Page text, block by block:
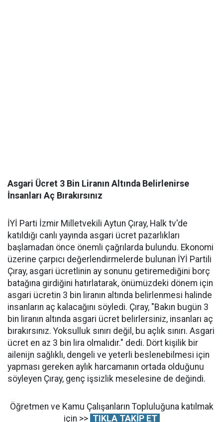
Asgari Ücret 3 Bin Liranın Altında Belirlenirse
İnsanları Aç Bırakırsınız
İYİ Parti İzmir Milletvekili Aytun Çıray, Halk tv'de
katıldığı canlı yayında asgari ücret pazarlıkları
başlamadan önce önemli çağrılarda bulundu. Ekonomi
üzerine çarpıcı değerlendirmelerde bulunan İYİ Partili
Çıray, asgari ücretlinin ay sonunu getiremediğini borç
batağına girdiğini hatırlatarak, önümüzdeki dönem için
asgari ücretin 3 bin liranın altında belirlenmesi halinde
insanların aç kalacağını söyledi. Çıray, "Bakın bugün 3
bin liranın altında asgari ücret belirlersiniz, insanları aç
bırakırsınız. Yoksulluk sınırı değil, bu açlık sınırı. Asgari
ücret en az 3 bin lira olmalıdır." dedi. Dört kişilik bir
ailenijn sağlıklı, dengeli ve yeterli beslenebilmesi için
yapması gereken aylık harcamanın ortada olduğunu
söyleyen Çıray, genç işsizlik meselesine de değindi.
Öğretmen ve Kamu Çalışanların Topluluğuna katılmak
için >> TIKLA TAKİP ET